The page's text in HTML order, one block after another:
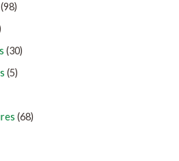
(98)
(30)
(5)
(68)